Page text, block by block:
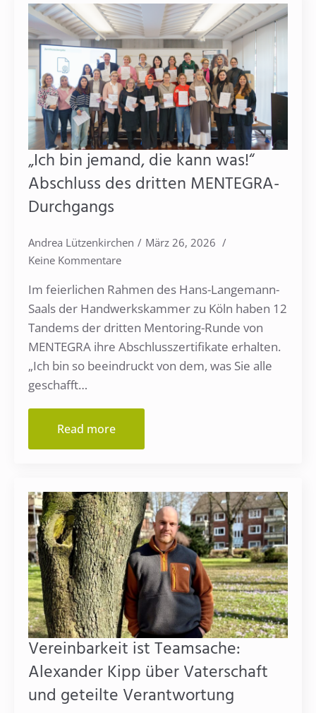
„Ich bin jemand, die kann was!“
Abschluss des dritten MENTEGRA-
Durchgangs
Andrea Lützenkirchen
März 26, 2026
Keine Kommentare
Im feierlichen Rahmen des Hans-Langemann-
Saals der Handwerkskammer zu Köln haben 12
Tandems der dritten Mentoring-Runde von
MENTEGRA ihre Abschlusszertifikate erhalten.
„Ich bin so beeindruckt von dem, was Sie alle
geschafft…
Read more
Vereinbarkeit ist Teamsache:
Alexander Kipp über Vaterschaft
und geteilte Verantwortung